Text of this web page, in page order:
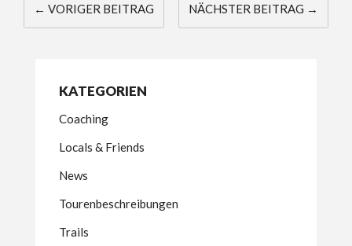
← VORIGER BEITRAG NÄCHSTER BEITRAG →
KATEGORIEN
Coaching
Locals & Friends
News
Tourenbeschreibungen
Trails